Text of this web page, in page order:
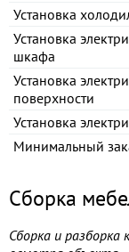
Установка
Установка
шкафа
Установка
поверхности
Установка
Минимальный
Сборка
Сборка и разборка